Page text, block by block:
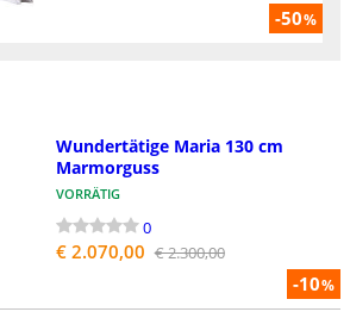
-50%
-10%
Wundertätige Maria 130 cm
Marmorguss
VORRÄTIG
0
€ 2.070,00 € 2.300,00